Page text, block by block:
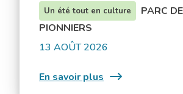
Un été tout en culture
PARC
PIONNIERS
13 AOÛT 2026
En savoir plus